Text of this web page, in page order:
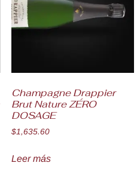
Champagne Drappier
Brut Nature ZÉRO
DOSAGE
$1,635.60
Leer más